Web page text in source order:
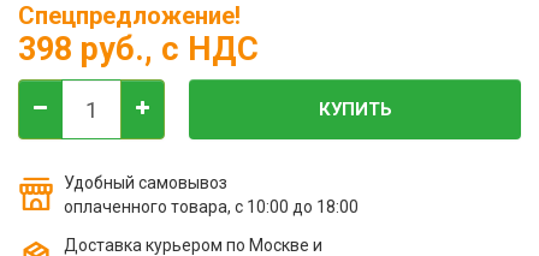
Спецпредложение!
398 руб., с НДС
КУПИТЬ
Удобный самовывоз
оплаченного товара, с 10:00 до 18:00
Доставка курьером по Москве и